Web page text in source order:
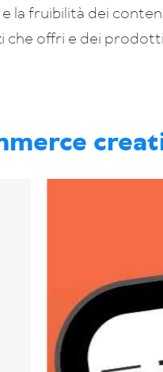
la fruibilità dei
che offri e dei